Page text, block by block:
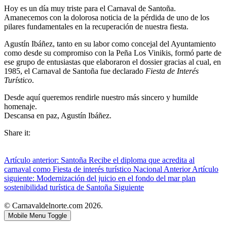
Hoy es un día muy triste para el Carnaval de Santoña.
Amanecemos con la dolorosa noticia de la pérdida de uno de los
pilares fundamentales en la recuperación de nuestra fiesta.
Agustín Ibáñez, tanto en su labor como concejal del Ayuntamiento
como desde su compromiso con la Peña Los Vinikis, formó parte de
ese grupo de entusiastas que elaboraron el dossier gracias al cual, en
1985, el Carnaval de Santoña fue declarado Fiesta de Interés
Turístico.
Desde aquí queremos rendirle nuestro más sincero y humilde
homenaje.
Descansa en paz, Agustín Ibáñez.
Share it:
Artículo anterior: Santoña Recibe el diploma que acredita al
carnaval como Fiesta de interés turístico Nacional Anterior Artículo
siguiente: Modernización del juicio en el fondo del mar plan
sostenibilidad turística de Santoña Siguiente
© Carnavaldelnorte.com 2026.
Mobile Menu Toggle